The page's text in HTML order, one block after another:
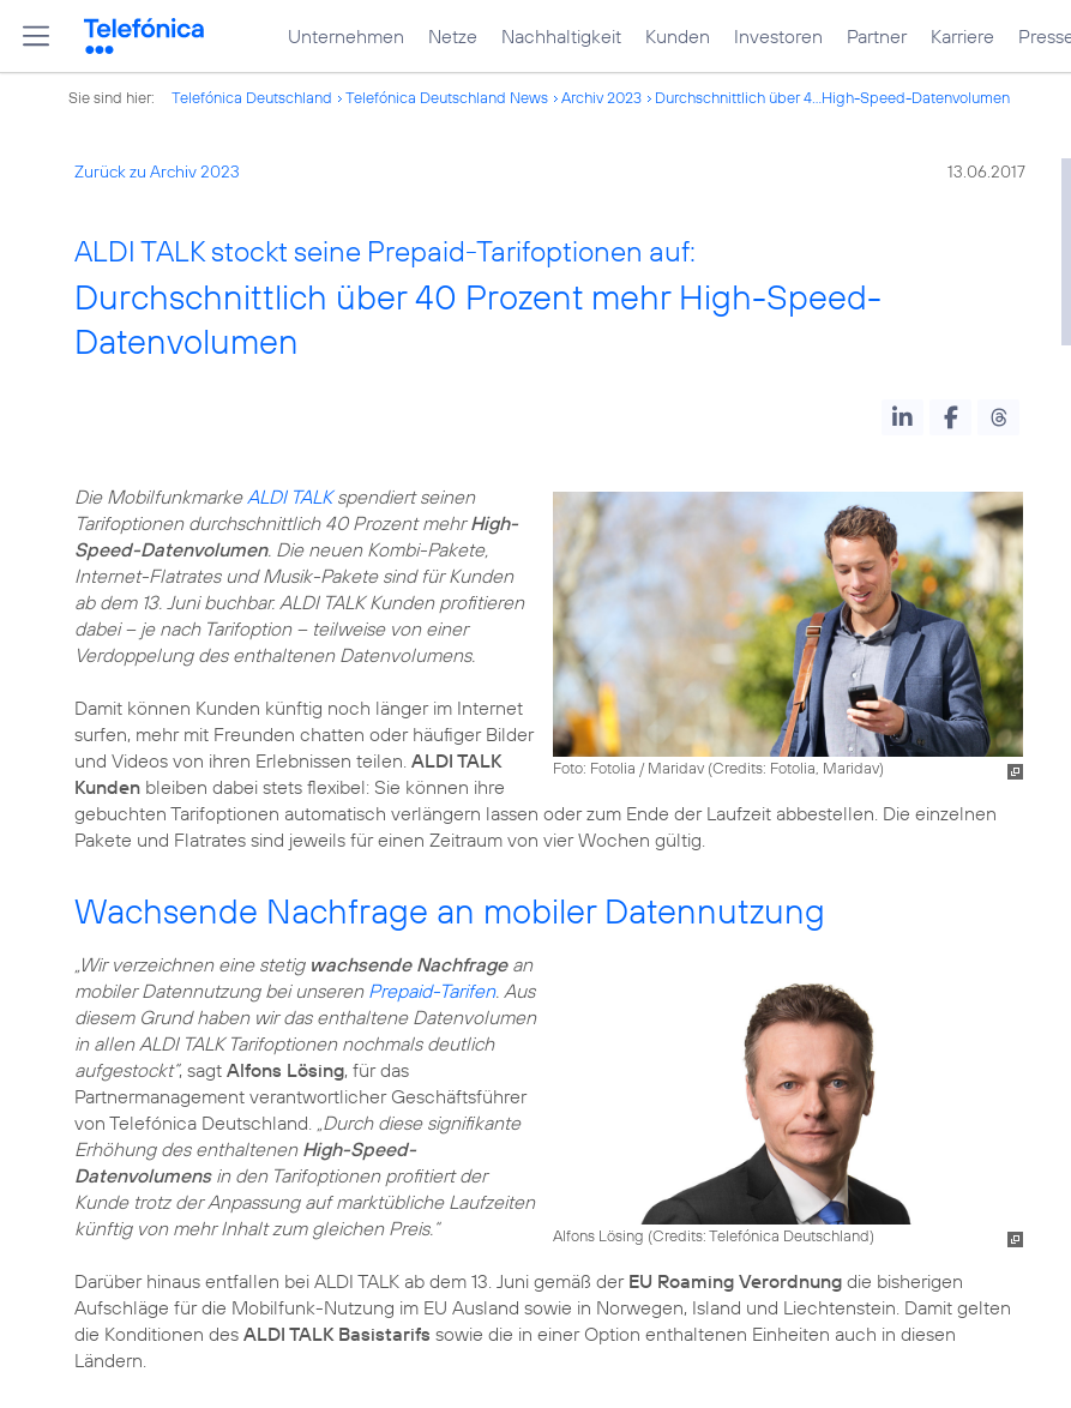
Unternehmen Netze Nachhaltigkeit Kunden Investoren Partner Karriere
Sie sind hier: Telefónica Deutschland Telefónica Deutschland News Archiv 2023 Durchschnittlich über 4...High-Speed-Datenvolumen
Zurück zu Archiv 2023 13.06.2017
ALDI TALK stockt seine Prepaid-Tarifoptionen auf:
Durchschnittlich über 40 Prozent mehr High-Speed-
Datenvolumen
Foto: Fotolia / Maridav (Credits: Fotolia, Maridav)
Die MobilfunkmarkeALDI TALKspendiert seinen
Tarifoptionen durchschnittlich 40 Prozent mehrHigh-
Speed-Datenvolumen. Die neuen Kombi-Pakete,
Internet-Flatrates und Musik-Pakete sind für Kunden
ab dem 13. Juni buchbar. ALDI TALK Kunden profitieren
dabei – je nach Tarifoption – teilweise von einer
Verdoppelung des enthaltenen Datenvolumens.
Damit können Kunden künftig noch länger im Internet
surfen, mehr mit Freunden chatten oder häufiger Bilder
und Videos von ihren Erlebnissen teilen. ALDI TALK
Kunden bleiben dabei stets flexibel: Sie können ihre
gebuchten Tarifoptionen automatisch verlängern lassen oder zum Ende der Laufzeit abbestellen. Die einzelnen
Pakete und Flatrates sind jeweils für einen Zeitraum von vier Wochen gültig.
Wachsende Nachfrage an mobiler Datennutzung
Alfons Lösing (Credits: Telefónica Deutschland)
„Wir verzeichnen eine stetig wachsende Nachfragean
mobiler Datennutzung bei unseren Prepaid-Tarifen. Aus
diesem Grund haben wir das enthaltene Datenvolumen
in allen ALDI TALK Tarifoptionen nochmals deutlich
aufgestockt“, sagt Alfons Lösing, für das
Partnermanagement verantwortlicher Geschäftsführer
von Telefónica Deutschland. „Durch diese signifikante
Erhöhung des enthaltenen High-Speed-
Datenvolumensin den Tarifoptionen profitiert der
Kunde trotz der Anpassung auf marktübliche Laufzeiten
künftig von mehr Inhalt zum gleichen Preis.“
Darüber hinaus entfallen bei ALDI TALK ab dem 13. Juni gemäß der EU Roaming Verordnung die bisherigen
Aufschläge für die Mobilfunk-Nutzung im EU Ausland sowie in Norwegen, Island und Liechtenstein. Damit gelten
die Konditionen des ALDI TALK Basistarifs sowie die in einer Option enthaltenen Einheiten auch in diesen
Ländern.